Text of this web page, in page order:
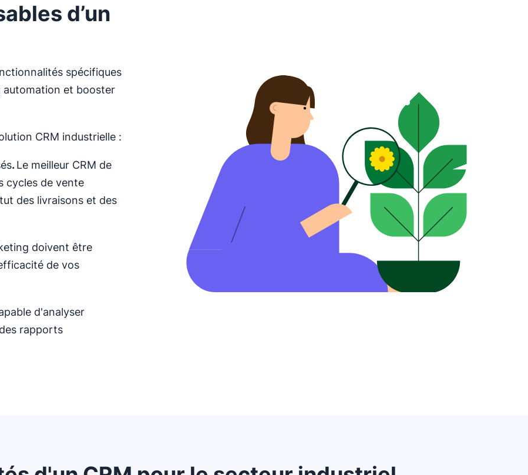
d’un
spécifiques
automation et booster
CRM industrielle :
.Le meilleur CRM de
cycles de vente
des livraisons et des
doivent être
de vos
d'analyser
rapports